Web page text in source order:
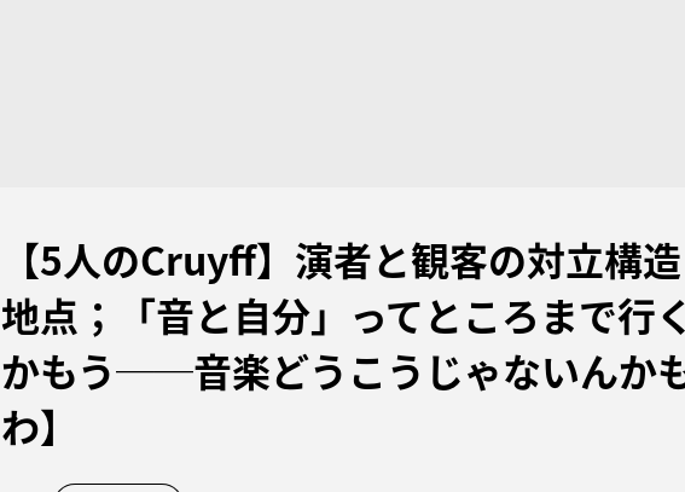
【5人のCruyff】演者と観客の対立構
地点；「音と自分」ってところまで行
かもう──音楽どうこうじゃないんか
わ】